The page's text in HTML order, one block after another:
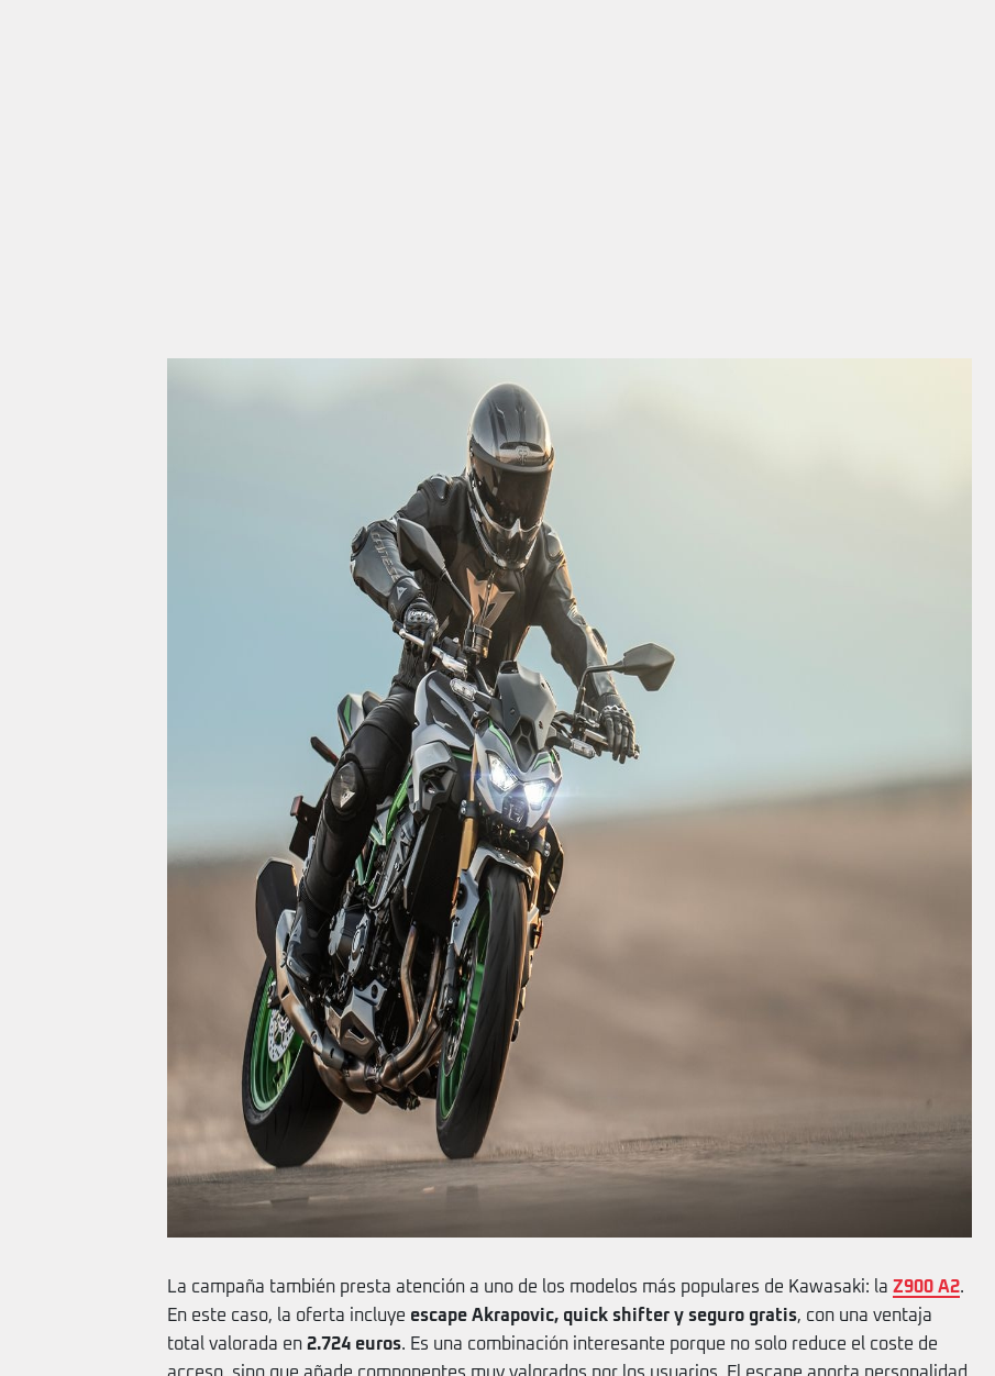
La campaña también presta atención a uno de los modelos más populares de Kawasaki: la Z900 A2.
En este caso, la oferta incluye escape Akrapovic, quick shifter y seguro gratis, con una ventaja
total valorada en 2.724 euros. Es una combinación interesante porque no solo reduce el coste de